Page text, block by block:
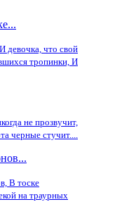
девочка, что свой
тропинки, И
не прозвучит,
черные стучит....
В тоске
на траурных